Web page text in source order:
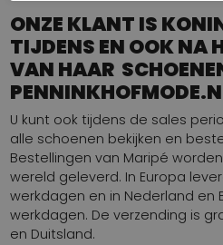
ONZE KLANT IS
TIJDENS EN OOK NA
VAN HAAR
U kunt ook tijdens de sales
alle schoenen bekijken en
Bestellingen van Maripé
wereld geleverd. In Europa
werkdagen en in Nederland en
werkdagen. De verzending is
en Duitsland.